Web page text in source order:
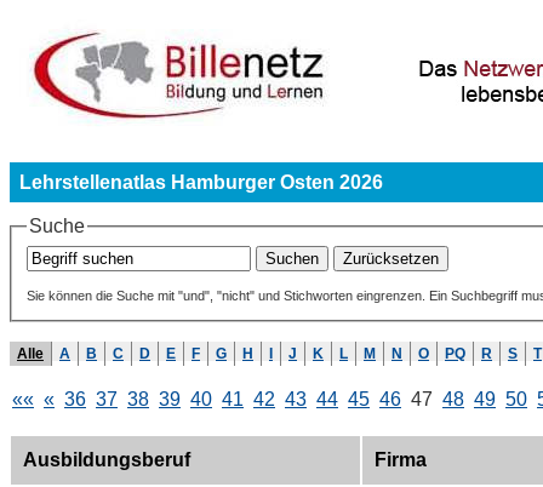
Lehrstellenatlas Hamburger Osten 2026
Suche
Sie können die Suche mit "und", "nicht" und Stichworten eingrenzen. Ein Suchbegriff
Alle A B C D E F G H J K L M N O PQ R S T
«« « 36 37 38 39 40 41 42 43 44 45 46 47 48 49 50
Ausbildungsberuf Firma